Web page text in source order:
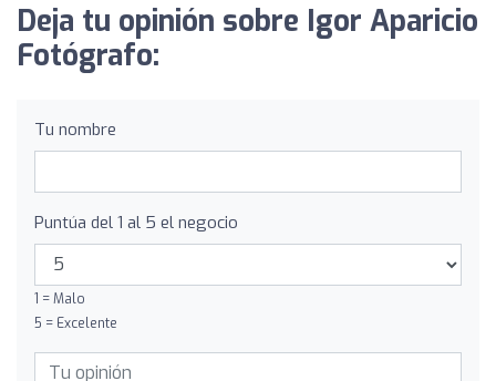
Deja tu opinión sobre Igor Aparicio
Fotógrafo:
Tu nombre
Puntúa del 1 al 5 el negocio
1 = Malo
5 = Excelente